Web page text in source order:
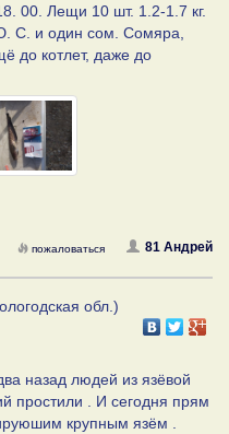
00. Лещи 10 шт. 1.2-1.7 кг.
С. и один сом. Сомяра,
до котлет, даже до
81 Андрей
пожаловаться
обл.)
назад людей из язёвой
простили . И сегодня прям
крупным язём .